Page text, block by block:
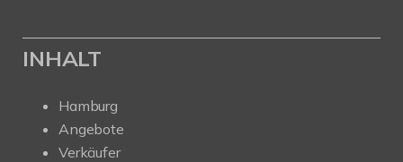
INHALT
Hamburg
Angebote
Verkäufer